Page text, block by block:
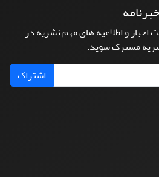
اخبار و اطلاعیه های مهم نشریه در
مشترک شوید.
اشتراک